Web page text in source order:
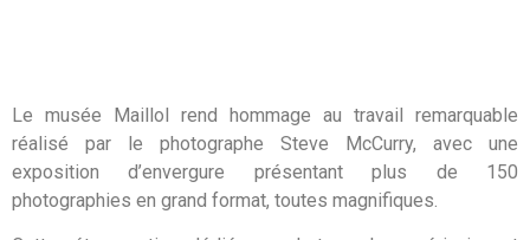
Le musée Maillol rend hommage au travail remarquable
réalisé par le photographe Steve McCurry, avec une
exposition d’envergure présentant plus de 150
photographies en grand format, toutes magnifiques.